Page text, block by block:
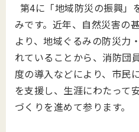
第4に「地域防災の振興」
みです。近年、自然災害の
より、地域ぐるみの防災力
れていることから、消防団
度の導入などにより、市民
を支援し、生涯にわたって
づくりを進めて参ります。